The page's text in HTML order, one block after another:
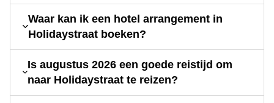
Waar kan ik een hotel arrangement in
Holidaystraat boeken?
Is augustus 2026 een goede reistijd om
naar Holidaystraat te reizen?